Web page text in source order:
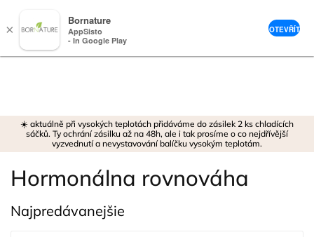
☀️ aktuálně při vysokých teplotách přidáváme do zásilek 2 ks chladících
sáčků. Ty ochrání zásilku až na 48h, ale i tak prosíme o co nejdřívější
vyzvednutí a nevystavování balíčku vysokým teplotám.
Hormonálna rovnováha
Najpredávanejšie
×
Bornature
AppSisto
- In Google Play
OTEVŘÍT